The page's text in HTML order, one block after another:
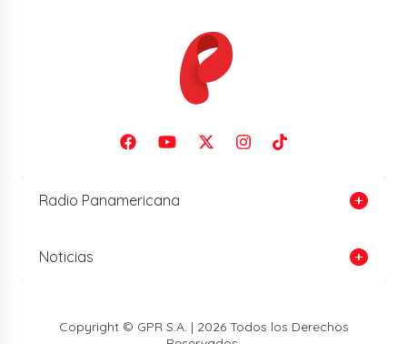
Radio Panamericana
Noticias
Copyright © GPR S.A. | 2026 Todos los Derechos